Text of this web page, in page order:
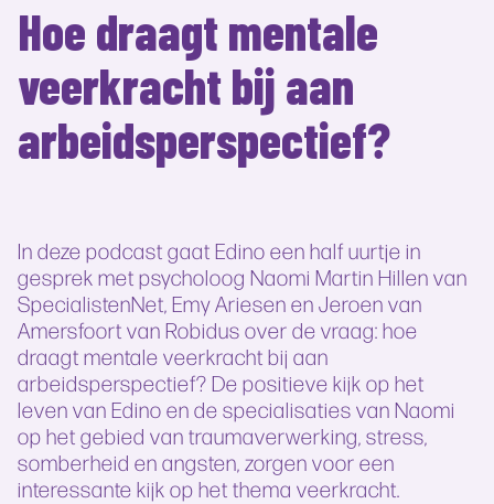
Hoe draagt mentale
veerkracht bij aan
arbeidsperspectief?
In deze podcast gaat Edino een half uurtje in
gesprek met psycholoog Naomi Martin Hillen van
SpecialistenNet, Emy Ariesen en Jeroen van
Amersfoort van Robidus over de vraag: hoe
draagt mentale veerkracht bij aan
arbeidsperspectief? De positieve kijk op het
leven van Edino en de specialisaties van Naomi
op het gebied van traumaverwerking, stress,
somberheid en angsten, zorgen voor een
interessante kijk op het thema veerkracht.